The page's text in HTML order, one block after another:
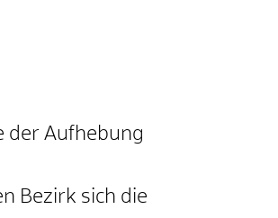
der Aufhebung
Bezirk sich die